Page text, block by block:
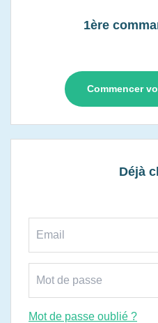
1ère
Commencer
Déjà
Mot de passe oublié ?